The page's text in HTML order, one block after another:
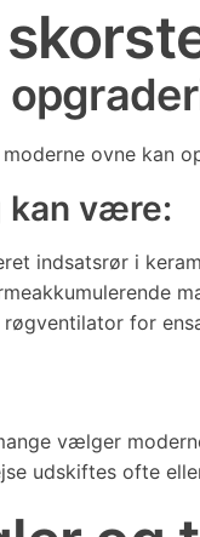
ovne kan
kan være:
indsatsrør i
røgventilator for
vælger
udskiftes ofte